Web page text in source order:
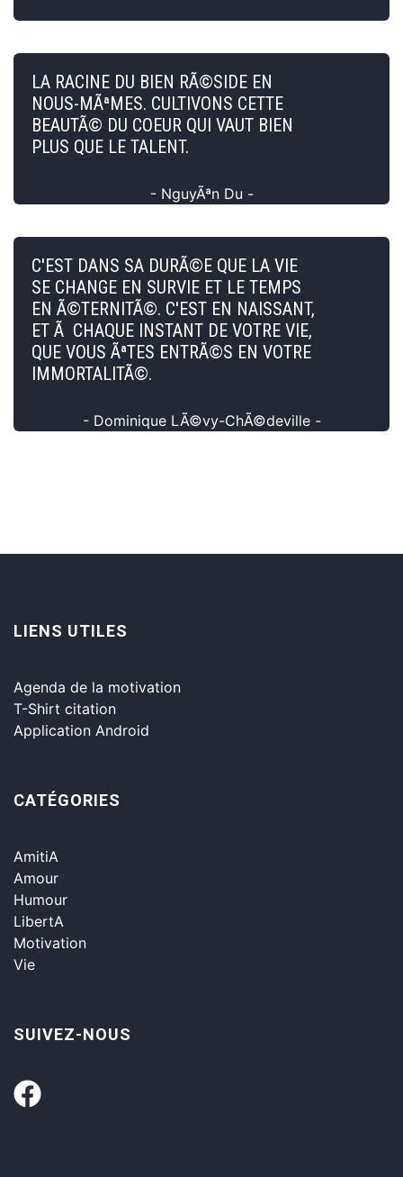
LA RACINE DU BIEN RÃ©SIDE EN
NOUS-MÃªMES. CULTIVONS CETTE
BEAUTÃ© DU COEUR QUI VAUT BIEN
PLUS QUE LE TALENT.
- NguyÃªn Du -
C'EST DANS SA DURÃ©E QUE LA VIE
SE CHANGE EN SURVIE ET LE TEMPS
EN Ã©TERNITÃ©. C'EST EN NAISSANT,
ET Ã CHAQUE INSTANT DE VOTRE VIE,
QUE VOUS ÃªTES ENTRÃ©S EN VOTRE
IMMORTALITÃ©.
- Dominique LÃ©vy-ChÃ©deville -
LIENS UTILES
Agenda de la motivation
T-Shirt citation
Application Android
CATÉGORIES
AmitiA
Amour
Humour
LibertA
Motivation
Vie
SUIVEZ-NOUS